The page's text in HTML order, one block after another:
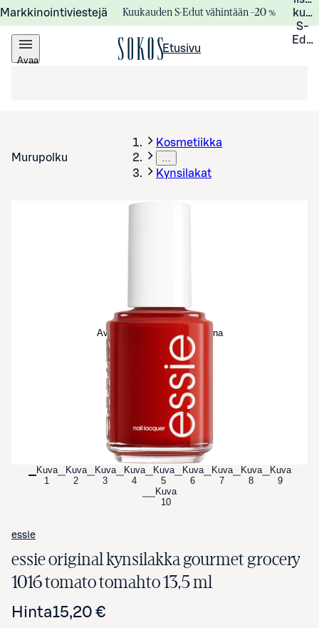
Markkinointiviestejä Kuukauden S-Edut vähintään –20 %
S-
Avaa
Etusivu
Murupolku
Kosmetiikka
…
Kynsilakat
Avaa tuotekuva suurennettuna
Kuva
1
Kuva
2
Kuva
3
Kuva
4
Kuva
5
Kuva
6
Kuva
7
Kuva
8
Kuva
9
Kuva
10
essie
essie original kynsilakka gourmet grocery
1016 tomato tomahto 13,5 ml
Hinta15,20 €